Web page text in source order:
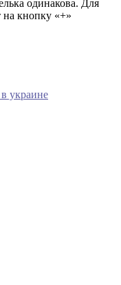
одинакова. Для
кнопку «+»
украине